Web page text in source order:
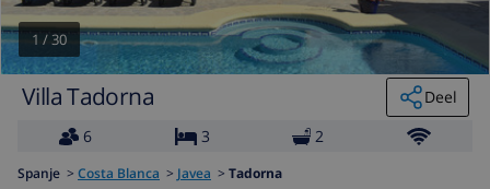
1 /30
Villa Tadorna
Deel
6
3 2
Spanje > Costa Blanca > Javea > Tadorna